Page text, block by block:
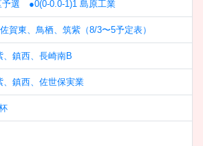
予選 ●0(0-0.0-1)1 島原工業
賀東、鳥栖、筑紫（8/3〜5予定表）
、鎮西、長崎南B
、鎮西、佐世保実業